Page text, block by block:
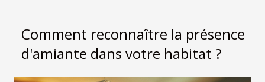
Comment reconnaître la présence
d'amiante dans votre habitat ?